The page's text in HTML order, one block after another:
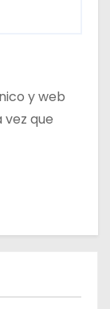
y web
que